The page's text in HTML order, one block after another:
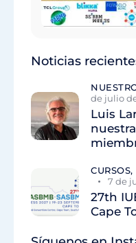
Noticias
de julio
Luis
7 de
27th
Cape